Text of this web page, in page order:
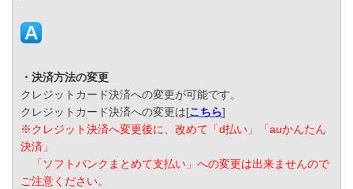
・決済方法の変更
クレジットカード決済への変更が可能です。
クレジットカード決済への変更は[こちら]
※クレジット決済へ変更後に、改めて「d払い」「auかんたん
決済」
「ソフトバンクまとめて支払い」への変更は出来ませんので
ご注意ください。